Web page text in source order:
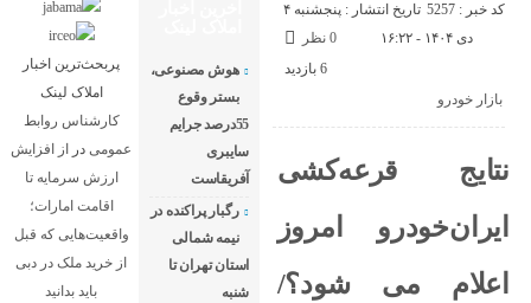
کد خبر : 5257
تاریخ انتشار : پنجشنبه ۴
دی ۱۴۰۴ - ۱۶:۲۲
0 نظر
بازار خودرو
6 بازدید
نتایج قرعه‌کشی
ایران‌خودرو امروز
اعلام می شود؟/
هوش مصنوعی،
بستر وقوع
55درصد جرایم
سایبری
آفریقاست
رگبار پراکنده در
نیمه شمالی
استان تهران تا
شنبه
پربحث‌ترین اخبار
املاک لینک
کارشناس روابط
عمومیدر
از افزایش
ارزش سرمایه تا
اقامت امارات؛
واقعیت‌هایی که قبل
از خرید ملک در دبی
باید بدانید